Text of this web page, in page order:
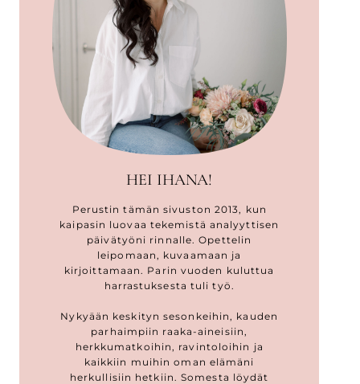
HEI IHANA!
Perustin tämän sivuston 2013, kun
kaipasin luovaa tekemistä analyyttisen
päivätyöni rinnalle. Opettelin
leipomaan, kuvaamaan ja
kirjoittamaan. Parin vuoden kuluttua
harrastuksesta tuli työ.
Nykyään keskityn sesonkeihin, kauden
parhaimpiin raaka-aineisiin,
herkkumatkoihin, ravintoloihin ja
kaikkiin muihin oman elämäni
herkullisiin hetkiin. Somesta löydät